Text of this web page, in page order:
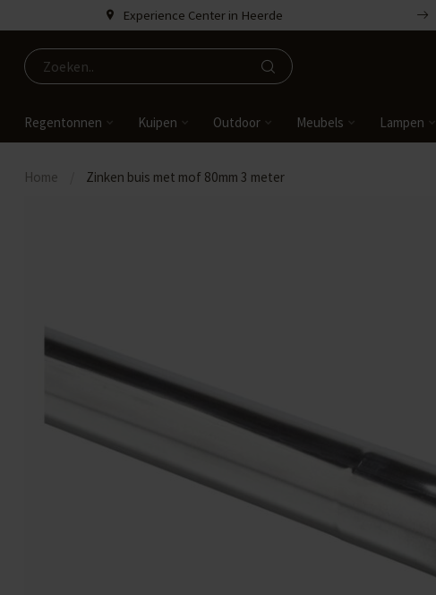
Experience Center in Heerde
Regentonnen Kuipen Outdoor Meubels Lampen
Home Zinken buis met mof 80mm 3 meter